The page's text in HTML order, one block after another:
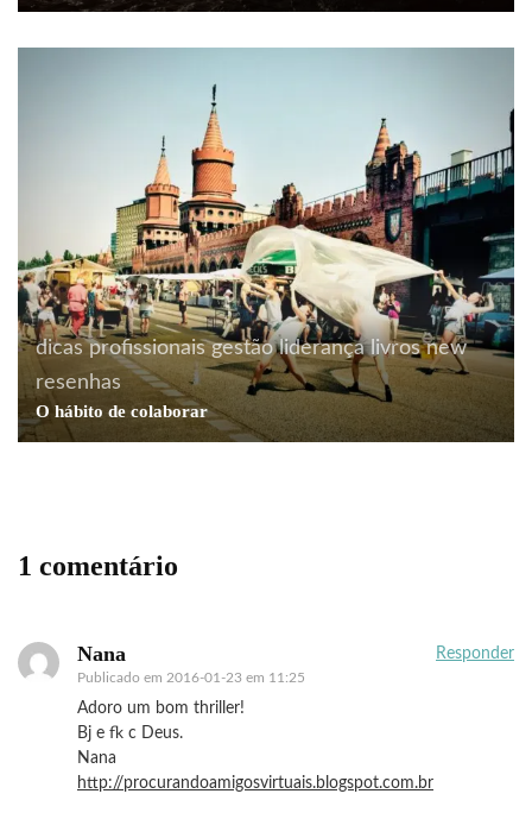
dicas profissionais gestão liderança livros new
resenhas
O hábito de colaborar
1 comentário
Nana
Publicado em 2016-01-23 em 11:25
Responder
Adoro um bom thriller!
Bj e fk c Deus.
Nana
http://procurandoamigosvirtuais.blogspot.com.br